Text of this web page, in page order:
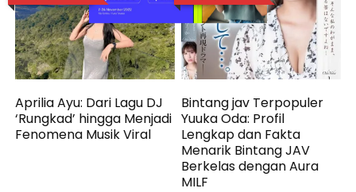
Aprilia Ayu: Dari Lagu DJ
‘Rungkad’ hingga Menjadi
Fenomena Musik Viral
Bintang jav Terpopuler
Yuuka Oda: Profil
Lengkap dan Fakta
Menarik Bintang JAV
Berkelas dengan Aura
MILF